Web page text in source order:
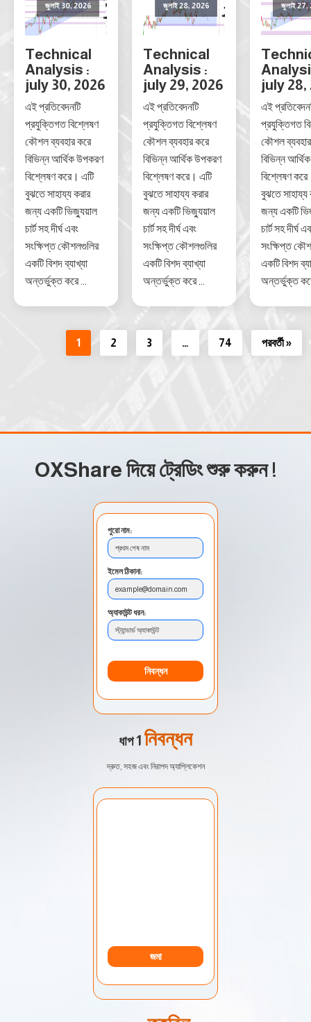
জুলাই 30, 2026
Technical
Analysis :
july 30, 2026
এই প্রতিবেদনটি
প্রযুক্তিগত বিশ্লেষণ
কৌশল ব্যবহার করে
বিভিন্ন আর্থিক উপকরণ
বিশ্লেষণ করে। এটি
বুঝতে সাহায্য করার
জন্য একটি ভিজ্যুয়াল
চার্ট সহ দীর্ঘ এবং
সংক্ষিপ্ত কৌশলগুলির
একটি বিশদ ব্যাখ্যা
অন্তর্ভুক্ত করে ...
জুলাই 28, 2026
Technical
Analysis :
july 29, 2026
এই প্রতিবেদনটি
প্রযুক্তিগত বিশ্লেষণ
কৌশল ব্যবহার করে
বিভিন্ন আর্থিক উপকরণ
বিশ্লেষণ করে। এটি
বুঝতে সাহায্য করার
জন্য একটি ভিজ্যুয়াল
চার্ট সহ দীর্ঘ এবং
সংক্ষিপ্ত কৌশলগুলির
একটি বিশদ ব্যাখ্যা
অন্তর্ভুক্ত করে ...
জুলাই 27,
july 28,
এই
প্রযুক্তিগত
কৌশল
বিভিন্ন
বিশ্লেষণ
বুঝতে সাহায্য
জন্য একটি
চার্ট সহ দীর্ঘ
সংক্ষিপ্ত
একটি বিশদ
অন্তর্ভুক্ত
1 2 3 … 74 পরবর্তী »
OXShare দিয়ে ট্রেডিং শুরু করুন!
পুরো নাম:
প্রথম শেষ নাম
ইমেল ঠিকানা:
example@domain.com
অ্যাকাউন্ট ধরন:
স্ট্যান্ডার্ড অ্যাকাউন্ট
নিবন্ধন
ধাপ 1 নিবন্ধন
দ্রুত, সহজ এবং নিরাপদ অ্যাপ্লিকেশন
জমা